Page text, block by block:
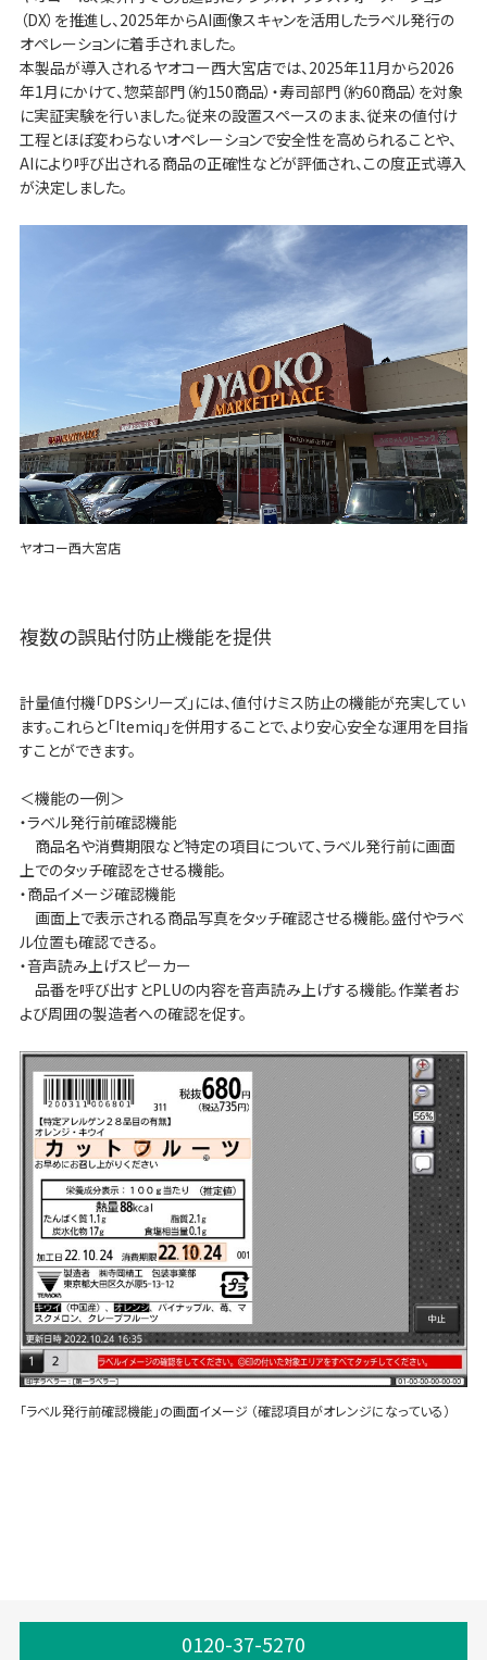
ヤオコー西大宮店
（DX）を推進し、2025年からAI画像スキャンを活用したラベル発行の
オペレーションに着手されました。
本製品が導入されるヤオコー西大宮店では、2025年11月から2026
年1月にかけて、惣菜部門（約150商品）・寿司部門（約60商品）を対象
に実証実験を行いました。従来の設置スペースのまま、従来の値付け
工程とほぼ変わらないオペレーションで安全性を高められることや、
AIにより呼び出される商品の正確性などが評価され、この度正式導入
が決定しました。
複数の誤貼付防止機能を提供
「ラベル発行前確認機能」の画面イメージ （確認項目がオレンジになっている）
計量値付機「DPSシリーズ」には、値付けミス防止の機能が充実してい
ます。これらと「Itemiq」を併用することで、より安心安全な運用を目指
すことができます。
＜機能の一例＞
・ラベル発行前確認機能
商品名や消費期限など特定の項目について、ラベル発行前に画面
上でのタッチ確認をさせる機能。
・商品イメージ確認機能
画面上で表示される商品写真をタッチ確認させる機能。盛付やラベ
ル位置も確認できる。
・音声読み上げスピーカー
品番を呼び出すとPLUの内容を音声読み上げする機能。作業者お
よび周囲の製造者への確認を促す。
0120-37-5270